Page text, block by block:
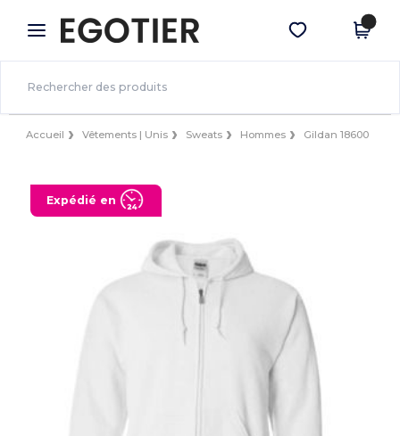
× Appli Egotier
Meilleurs prix sur l’app !
Obtenir l'appli
Accueil Vêtements | Unis Sweats Hommes Gildan 18600
Expédié en